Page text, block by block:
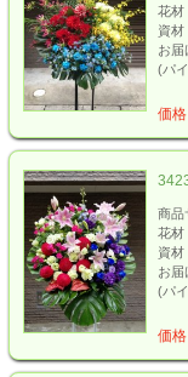
花材
資
お届
(パ
価
商品
花材
資
お届
(パ
価